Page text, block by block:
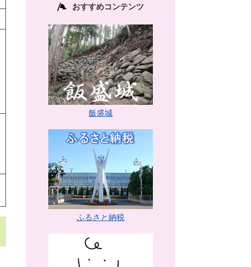
おすすめコンテンツ
飯盛城
ふるさと納税